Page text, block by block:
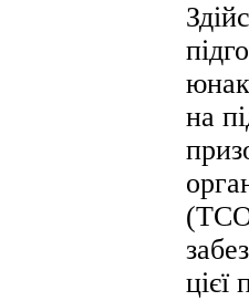
на
цієї